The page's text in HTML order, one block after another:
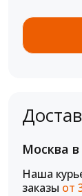
Москва
Наша
заказы от